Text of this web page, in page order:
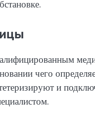
чего
и